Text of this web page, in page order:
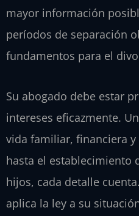
mayor información
períodos de separación
fundamentos para el
Su abogado debe estar
intereses eficazmente.
vida familiar, financiera
hasta el establecimiento
hijos, cada detalle
aplica la ley a su